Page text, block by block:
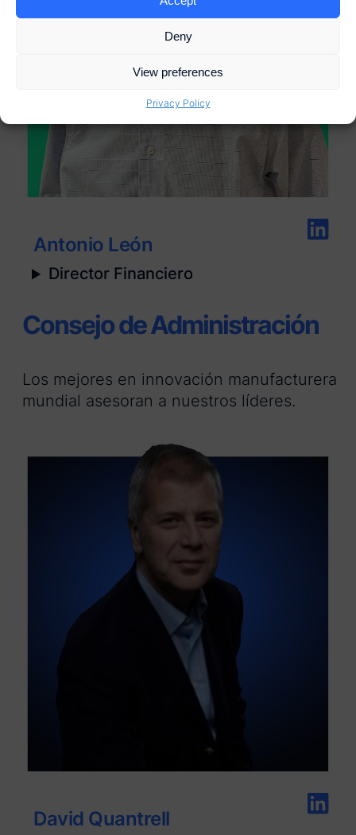
Deny
View preferences
Privacy Policy
Antonio León
Director Financiero
Consejo de Administración
Los mejores en innovación manufacturera
mundial asesoran a nuestros líderes.
David Quantrell